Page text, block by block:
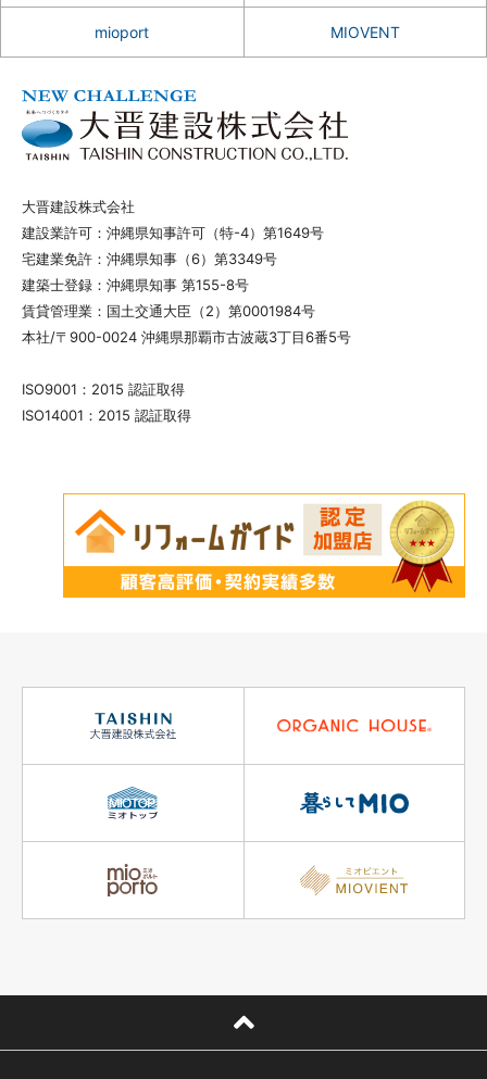
mioport MIOVENT
大晋建設株式会社
建設業許可：沖縄県知事許可（特-4）第1649号
宅建業免許：沖縄県知事（6）第3349号
建築士登録：沖縄県知事 第155-8号
賃貸管理業：国土交通大臣（2）第0001984号
本社/〒900-0024 沖縄県那覇市古波蔵3丁目6番5号
ISO9001：2015 認証取得
ISO14001：2015 認証取得